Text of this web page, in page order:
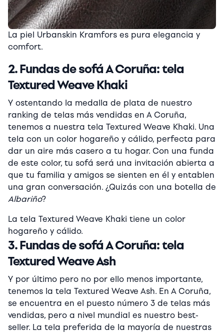
La piel Urbanskin Kramfors es pura elegancia y
comfort.
2. Fundas de sofá A Coruña: tela
Textured Weave Khaki
Y ostentando la medalla de plata de nuestro
ranking de telas más vendidas en A Coruña,
tenemos a nuestra tela Textured Weave Khaki. Una
tela con un color hogareño y cálido, perfecta para
dar un aire más casero a tu hogar. Con una funda
de este color, tu sofá será una invitación abierta a
que tu familia y amigos se sienten en él y entablen
una gran conversación. ¿Quizás con una botella de
Albariño?
La tela Textured Weave Khaki tiene un color
hogareño y cálido.
3. Fundas de sofá A Coruña: tela
Textured Weave Ash
Y por último pero no por ello menos importante,
tenemos la tela Textured Weave Ash. En A Coruña,
se encuentra en el puesto número 3 de telas más
vendidas, pero a nivel mundial es nuestro best-
seller. La tela preferida de la mayoría de nuestras